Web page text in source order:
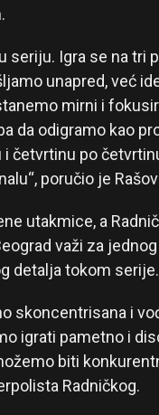
seriju. Igra se na tri
unapred, već
mirni i
da odigramo kao
četvrtinu po
poručio je
utakmice, a
važi za
detalja tokom serije.
skoncentrisana i
igrati pametno i
biti
Radničkog.